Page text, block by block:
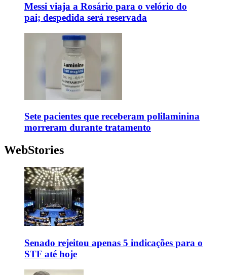
Messi viaja a Rosário para o velório do
pai; despedida será reservada
Sete pacientes que receberam polilaminina
morreram durante tratamento
WebStories
Senado rejeitou apenas 5 indicações para o
STF até hoje